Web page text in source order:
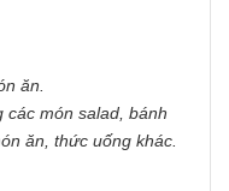
ăn.
các món salad, bánh
ăn, thức uống khác.